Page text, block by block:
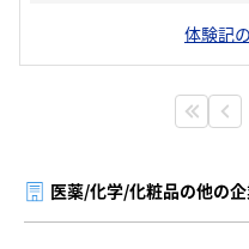
体験記
医薬/化学/化粧品の他の